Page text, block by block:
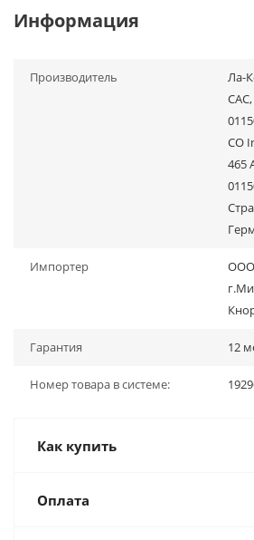
Информация
Производитель
Ла-
САС,
CO
465
Импортер
ООО
Гарантия 12
Номер товара в системе:
Как купить
Оплата